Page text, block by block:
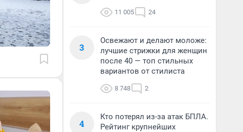
11 005 24
3
Освежают и делают моложе:
лучшие стрижки для женщин
после 40 — топ стильных
вариантов от стилиста
8 748 2
4
Кто потерял из-за атак БПЛА.
Рейтинг крупнейших